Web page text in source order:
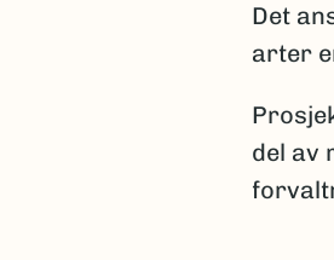
Det
arter
del av